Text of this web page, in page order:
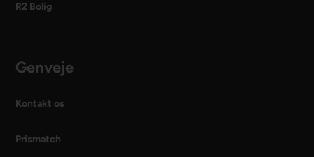
R2 Bolig
Genveje
Kontakt os
Prismatch